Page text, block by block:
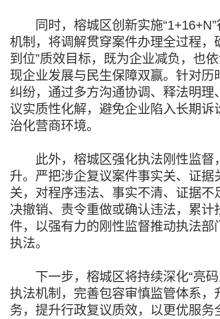
同时，榕城区创新实施“1+16+N”
机制，将调解贯穿案件办理全过程，
到位”质效目标，既为企业减负，也
现企业发展与民生保障双赢。针对历
纠纷，通过多方沟通协调、释法明理
议实质性化解，避免企业陷入长期诉
治化营商环境。
此外，榕城区强化执法刚性监督
升。严把涉企复议案件事实关、证据
关，对程序违法、事实不清、证据不
决撤销、责令重做或确认违法，累计
件，以强有力的刚性监督推动执法部
执法。
下一步，榕城区将持续深化“亮码
执法机制，完善包容审慎监管体系，
务，提升行政复议质效，以更优服务